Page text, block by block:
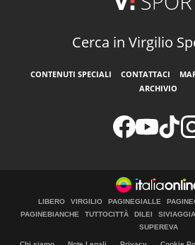
Cerca in Virgilio
CONTENUTI SPECIALI CONTATTACI
ARCHIVIO
LIBERO VIRGILIO PAGINEGIALLE
PAGINEBIANCHE
TUTTOCITTÀ DILEI SIVIAGGIA
SUPEREVA